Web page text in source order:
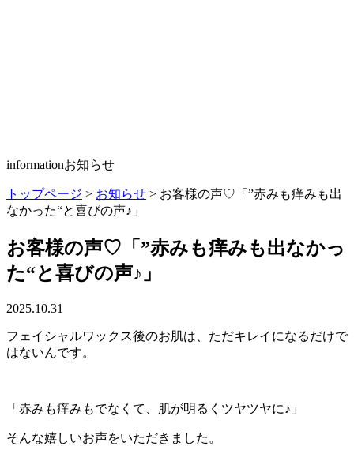
informationお知らせ
トップページ > お知らせ > お客様の声♡「”赤みも痒みも出
なかった“と喜びの声♪」
お客様の声♡「”赤みも痒みも出なかっ
た“と喜びの声♪」
2025.10.31
フェイシャルワックス後のお肌は、ただキレイになるだけで
はないんです。
「赤みも痒みもでなくて、肌が明るくツヤツヤに♪」
そんな嬉しいお声をいただきました。